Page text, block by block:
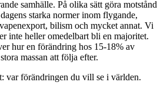
samhälle. På olika sätt göra motstånd
starka normer inom flygande,
bilism och mycket annat. Vi
inte heller omedelbart bli en majoritet.
hur en förändring hos 15-18% av
massan att följa efter.
var förändringen du vill se i världen.